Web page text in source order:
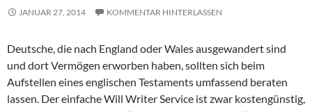
JANUAR 27, 2014 KOMMENTAR HINTERLASSEN
Deutsche, die nach England oder Wales ausgewandert sind
und dort Vermögen erworben haben, sollten sich beim
Aufstellen eines englischen Testaments umfassend beraten
lassen. Der einfache Will Writer Service ist zwar kostengünstig,